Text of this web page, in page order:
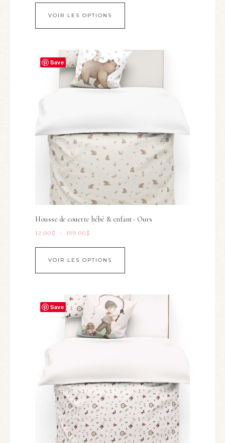
VOIR LES OPTIONS
Save
Housse de couette bébé & enfant- Ours
12.00 $ – 199.00 $
VOIR LES OPTIONS
Save